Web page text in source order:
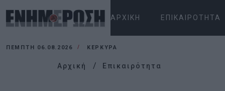
ΑΡΧΙΚΉ ΕΠΙΚΑΙΡΌΤΗΤΑ
ΠΈΜΠΤΗ 06.08.2026 ΚΕΡΚΥΡΑ
Αρχική Επικαιρότητα